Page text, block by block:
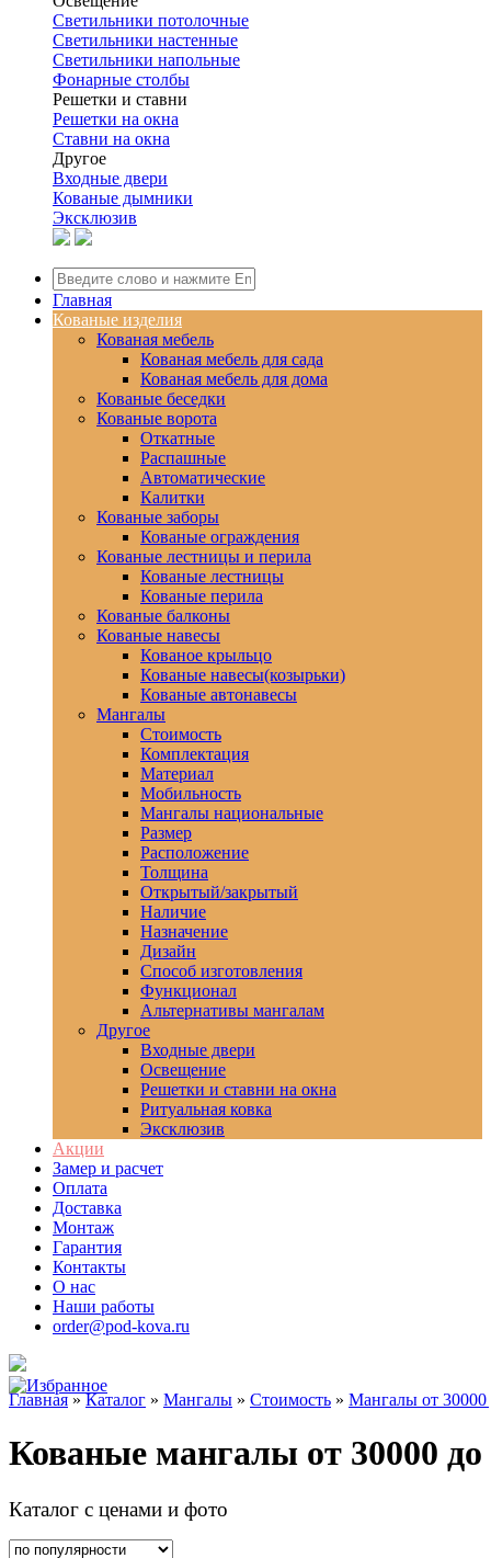
Светильники потолочные
Светильники настенные
Светильники напольные
Фонарные столбы
Решетки и ставни
Решетки на окна
Ставни на окна
Другое
Входные двери
Кованые дымники
Эксклюзив
Главная
Кованые изделия
Кованая мебель
Кованая мебель для сада
Кованая мебель для дома
Кованые беседки
Кованые ворота
Откатные
Распашные
Автоматические
Калитки
Кованые заборы
Кованые ограждения
Кованые лестницы и перила
Кованые лестницы
Кованые перила
Кованые балконы
Кованые навесы
Кованое крыльцо
Кованые навесы(козырьки)
Кованые автонавесы
Мангалы
Стоимость
Комплектация
Материал
Мобильность
Мангалы национальные
Размер
Расположение
Толщина
Открытый/закрытый
Наличие
Назначение
Дизайн
Способ изготовления
Функционал
Альтернативы мангалам
Другое
Входные двери
Освещение
Решетки и ставни на окна
Ритуальная ковка
Эксклюзив
Акции
Замер и расчет
Оплата
Доставка
Монтаж
Гарантия
Контакты
О нас
Наши работы
order@pod-kova.ru
Главная»Каталог » Мангалы » Стоимость » Мангалы от 30000
Кованые мангалы от 30000 до
Каталог с ценами и фото